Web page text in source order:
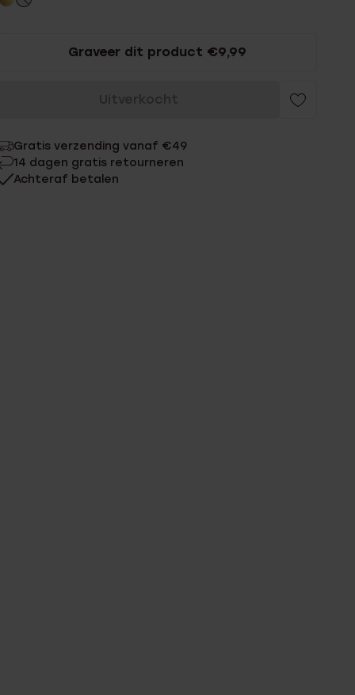
Graveer dit product €9,99
Uitverkocht
Gratis verzending vanaf €49
14 dagen gratis retourneren
Achteraf betalen